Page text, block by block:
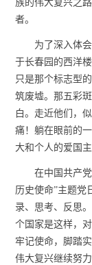
族的伟大复兴之
者。
为了深入体
于长春园的西洋
只是那个标志型
筑废墟。那五彩
白。走近他们，
痛！躺在眼前的
大和个人的爱国
在中国共产
历史使命”主题党
录、思考、反思
个国家是这样，
牢记使命，脚踏
伟大复兴继续努力